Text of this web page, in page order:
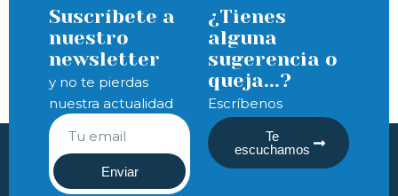
Suscríbete a
nuestro
newsletter
y no te pierdas
nuestra actualidad
Enviar
¿Tienes
alguna
sugerencia o
queja...?
Escríbenos
Te
escuchamos